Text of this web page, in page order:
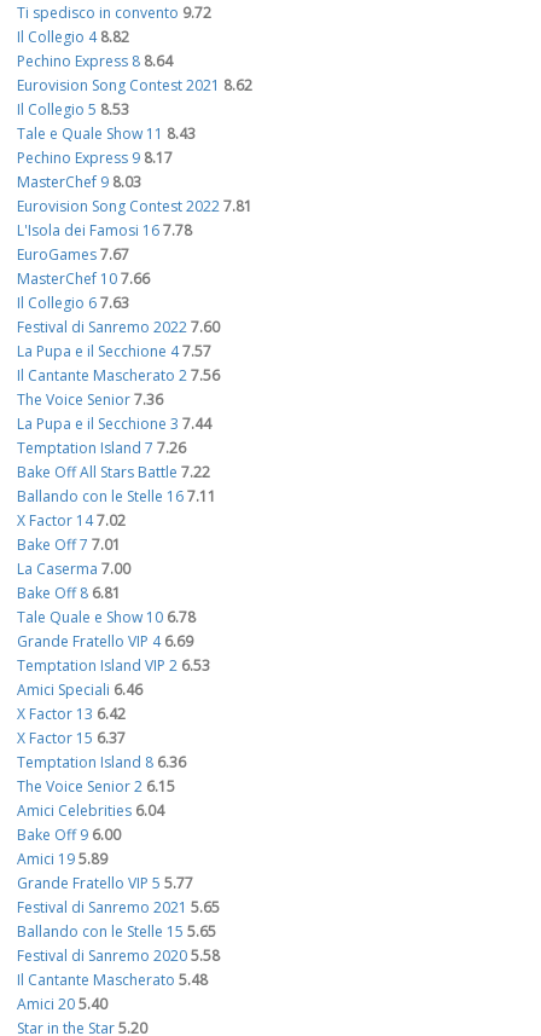
Ti spedisco in convento 9.72
Il Collegio 4 8.82
Pechino Express 8 8.64
Eurovision Song Contest 2021 8.62
Il Collegio 5 8.53
Tale e Quale Show 11 8.43
Pechino Express 9 8.17
MasterChef 9 8.03
Eurovision Song Contest 20227.81
L'Isola dei Famosi 167.78
EuroGames7.67
MasterChef 107.66
Il Collegio 67.63
Festival di Sanremo 20227.60
La Pupa e il Secchione 47.57
Il Cantante Mascherato 27.56
The Voice Senior7.36
La Pupa e il Secchione 3 7.44
Temptation Island 7 7.26
Bake Off All Stars Battle 7.22
Ballando con le Stelle 167.11
X Factor 147.02
Bake Off 7 7.01
La Caserma 7.00
Bake Off 8 6.81
Tale Quale e Show 10 6.78
Grande Fratello VIP 4 6.69
Temptation Island VIP 2 6.53
Amici Speciali 6.46
X Factor 13 6.42
X Factor 15 6.37
Temptation Island 8 6.36
The Voice Senior 2 6.15
Amici Celebrities 6.04
Bake Off 9 6.00
Amici 195.89
Grande Fratello VIP 5 5.77
Festival di Sanremo 2021 5.65
Ballando con le Stelle 15 5.65
Festival di Sanremo 20205.58
Il Cantante Mascherato 5.48
Amici 205.40
Star in the Star5.20